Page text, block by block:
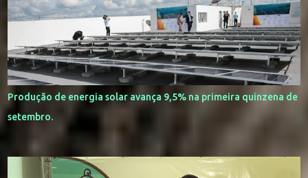
Produção de energia solar avança 9,5% na primeira quinzena de
setembro.